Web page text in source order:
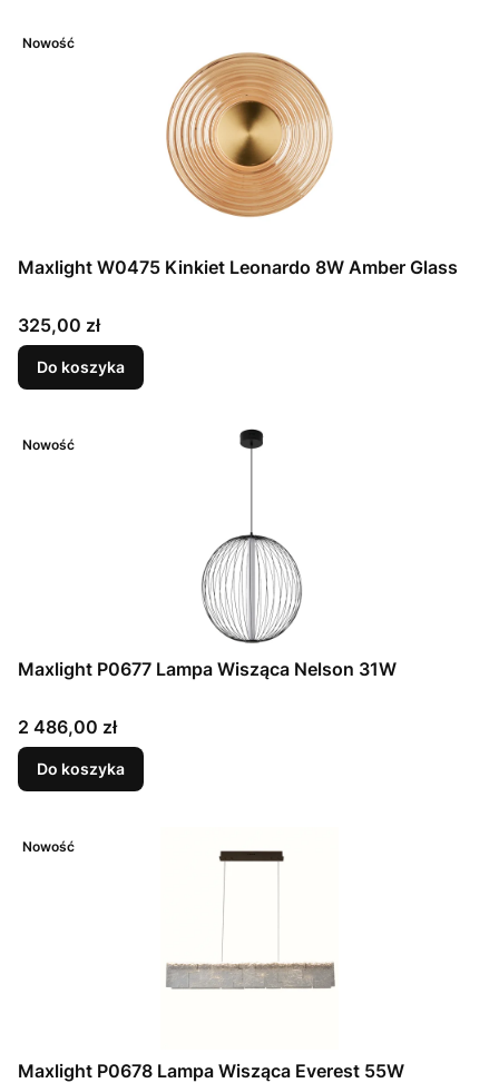
Nowość
Maxlight W0475 Kinkiet Leonardo 8W Amber Glass
Cena
325,00 zł
Do koszyka
Nowość
Maxlight P0677 Lampa Wisząca Nelson 31W
Cena
2 486,00 zł
Do koszyka
Nowość
Maxlight P0678 Lampa Wisząca Everest 55W